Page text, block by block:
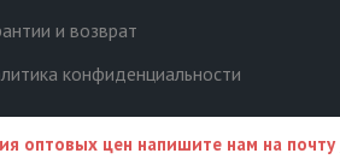
и возврат
конфиденциальности
оптовых цен напишите нам на почту